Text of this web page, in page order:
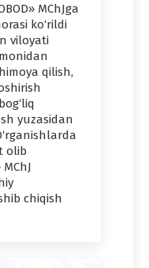
MChJga
ko‘rildi
viloyati
qilish,
yuzasidan
olib
chiqish